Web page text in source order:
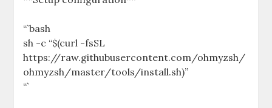
“`bash
sh -c “$(curl -fsSL
https://raw.githubusercontent.com/ohmyzsh/
ohmyzsh/master/tools/install.sh)”
“`